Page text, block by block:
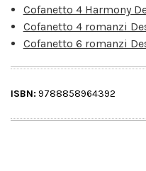
Cofanetto 4 Harmony
Cofanetto 4 romanzi
Cofanetto 6 romanzi
ISBN: 9788858964392